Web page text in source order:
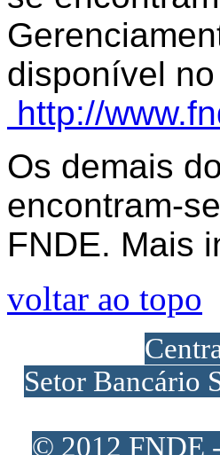
disponível
http://
Os demais
encontram-
FNDE. Mais
voltar ao topo
Setor Bancário
© 2012 FNDE